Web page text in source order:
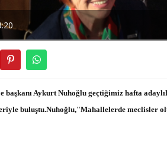
başkanı Aykurt Nuhoğlu geçtiğimiz hafta
buluştu.Nuhoğlu,"Mahallelerde meclisler